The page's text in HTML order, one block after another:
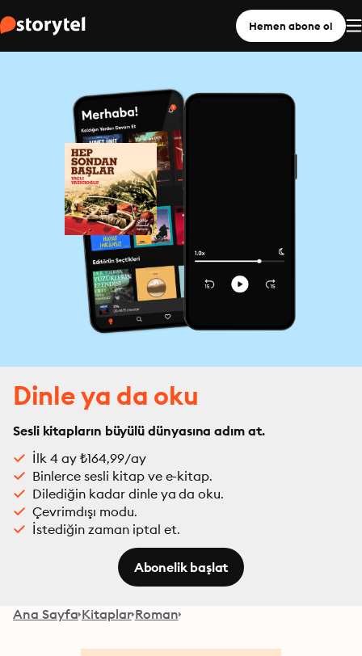
Hemen abone ol
Dinle ya da oku
Sesli kitapların büyülü dünyasına adım at.
İlk 4 ay ₺164,99/ay
Binlerce sesli kitap ve e-kitap.
Dilediğin kadar dinle ya da oku.
Çevrimdışı modu.
İstediğin zaman iptal et.
Abonelik başlat
Ana Sayfa Kitaplar Roman